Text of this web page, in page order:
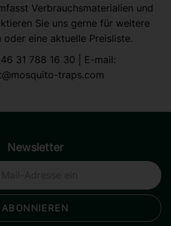
Verbrauchsmaterialien und
Sie uns gerne für weitere
oder eine aktuelle Preisliste.
31 788 16 30 | E-mail:
traps.com
Newsletter
ABONNIEREN